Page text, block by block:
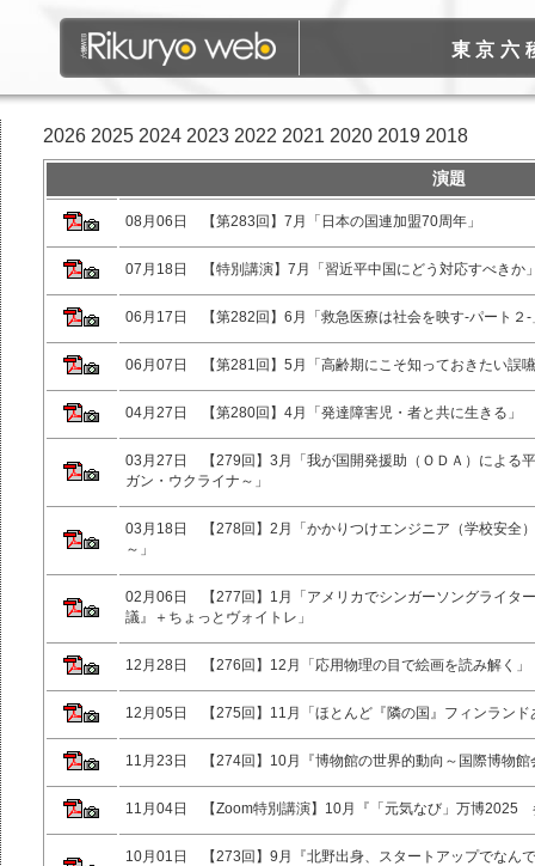
東京六
2026 2025 2024 2023 2022 2021 2020 2019 2018
演題
08月06日 【第283回】7月「日本の国連加盟70周年」
07月18日 【特別講演】7月「習近平中国にどう対応すべきか
06月17日 【第282回】6月「救急医療は社会を映す-パート２-
06月07日 【第281回】5月「高齢期にこそ知っておきたい誤
04月27日 【第280回】4月「発達障害児・者と共に生きる」
03月27日 【279回】3月「我が国開発援助（ＯＤＡ）による
ガン・ウクライナ～」
03月18日 【278回】2月「かかりつけエンジニア（学校安全
～」
02月06日 【277回】1月「アメリカでシンガーソングライタ
議』＋ちょっとヴォイトレ」
12月28日 【276回】12月「応用物理の目で絵画を読み解く」
12月05日 【275回】11月「ほとんど『隣の国』フィンランド
11月23日 【274回】10月『博物館の世界的動向～国際博物館
11月04日 【Zoom特別講演】10月『「元気なび」万博2025
10月01日 【273回】9月『北野出身、スタートアップでなん